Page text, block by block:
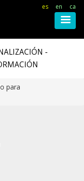
-
para
es en ca